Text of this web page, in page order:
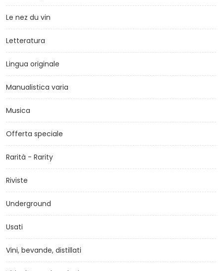
Le nez du vin
Letteratura
Lingua originale
Manualistica varia
Musica
Offerta speciale
Rarità - Rarity
Riviste
Underground
Usati
Vini, bevande, distillati